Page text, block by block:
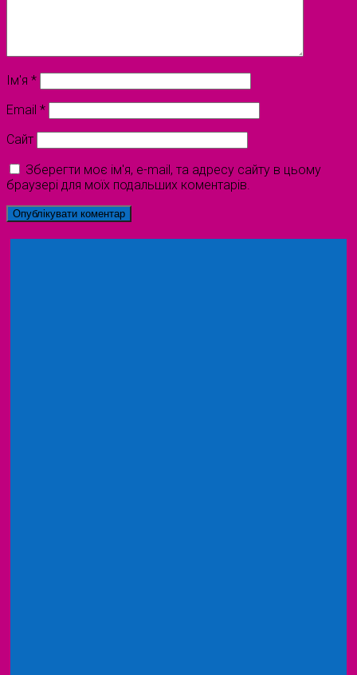
Ім'я *
Email *
Сайт
Зберегти моє ім'я, e-mail, та адресу сайту в цьому
браузері для моїх подальших коментарів.